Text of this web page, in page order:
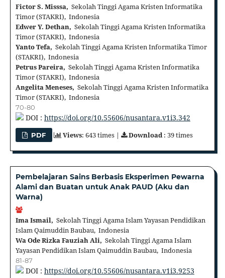
Fictor S. Misssa, Sekolah Tinggi Agama Kristen Informatika
Timor (STAKRI), Indonesia
Edwer Y. Dethan, Sekolah Tinggi Agama Kristen Informatika
Timor (STAKRI), Indonesia
Yanto Tefa, Sekolah Tinggi Agama Kristen Informatika Timor
(STAKRI), Indonesia
Petrus Pareira, Sekolah Tinggi Agama Kristen Informatika
Timor (STAKRI), Indonesia
Angelita Meneses, Sekolah Tinggi Agama Kristen Informatika
Timor (STAKRI), Indonesia
70-80
DOI : https://doi.org/10.55606/nusantara.v1i3.342
PDF Views: 643 times | Download: 39 times
Pembelajaran Sains Berbasis Eksperimen Pewarna
Alami dan Buatan untuk Anak PAUD (Aku dan
Warna)
Ima Ismail, Sekolah Tinggi Agama Islam Yayasan Pendidikan
Islam Qaimuddin Baubau, Indonesia
Wa Ode Rizka Fauziah Ali, Sekolah Tinggi Agama Islam
Yayasan Pendidikan Islam Qaimuddin Baubau, Indonesia
81-87
DOI : https://doi.org/10.55606/nusantara.v1i3.9253